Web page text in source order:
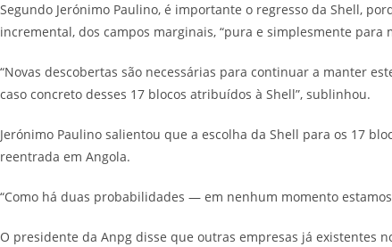
Segundo Jerónimo Paulino, é importante o regresso da Shell,
incremental, dos campos marginais, “pura e simplesmente
“Novas descobertas são necessárias para continuar a manter
caso concreto desses 17 blocos atribuídos à Shell”, sublinhou.
Jerónimo Paulino salientou que a escolha da Shell para os 17
reentrada em Angola.
“Como há duas probabilidades — em nenhum momento
O presidente da Anpg disse que outras empresas já existentes